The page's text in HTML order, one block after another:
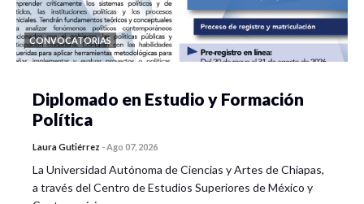
Público destinatario
Estudiantes de licenciatura y posgrado en ciencias
Investigadores e investigadoras interesados en
Público extra-académico vinculado a procesos
comunitarios, educativos y culturales.
CONVOCATORIAS
Diplomado en Estudio y Formación
Política
Laura Gutiérrez - Ago 07, 2026
La Universidad Autónoma de Ciencias y Artes de Chiapas,
a través del Centro de Estudios Superiores de México y